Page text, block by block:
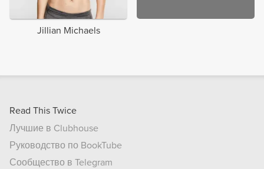
Jillian Michaels
Read This Twice
Лучшие в Clubhouse
Руководство по BookTube
Сообщество в Telegram